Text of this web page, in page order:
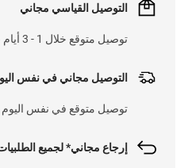
التوصيل القياسي مجاني
توصيل متوقع خلال 1 - 3 أيام عمل على 300 د.إ.
التوصيل مجاني في نفس
توصيل متوقع في نفس اليوم على
إرجاع مجاني* لجميع